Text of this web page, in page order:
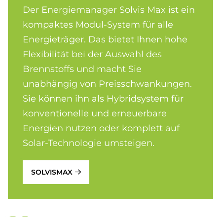
Der Energiemanager Solvis Max ist ein
kompaktes Modul-System für alle
Energieträger. Das bietet Ihnen hohe
Flexibilität bei der Auswahl des
Brennstoffs und macht Sie
unabhängig von Preisschwankungen.
Sie können ihn als Hybridsystem für
konventionelle und erneuerbare
Energien nutzen oder komplett auf
Solar-Technologie umsteigen.
SOLVISMAX